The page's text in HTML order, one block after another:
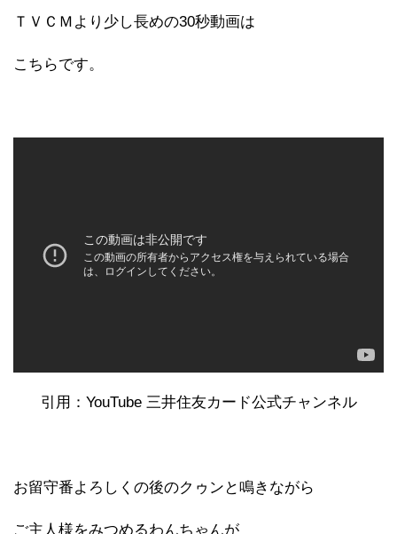
ＴＶＣＭより少し長めの30秒動画は
こちらです。
引用：YouTube 三井住友カード公式チャンネル
お留守番よろしくの後のクゥンと鳴きながら
ご主人様をみつめるわんちゃんが